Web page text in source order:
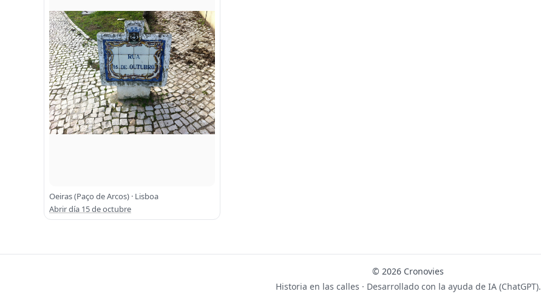
Oeiras (Paço de Arcos) · Lisboa
Abrir día 15 de octubre
© 2026 Cronovies
Historia en las calles · Desarrollado con la ayuda de IA (ChatGPT).